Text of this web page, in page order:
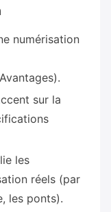
numérisation
sur la
les
réels (par
les ponts).